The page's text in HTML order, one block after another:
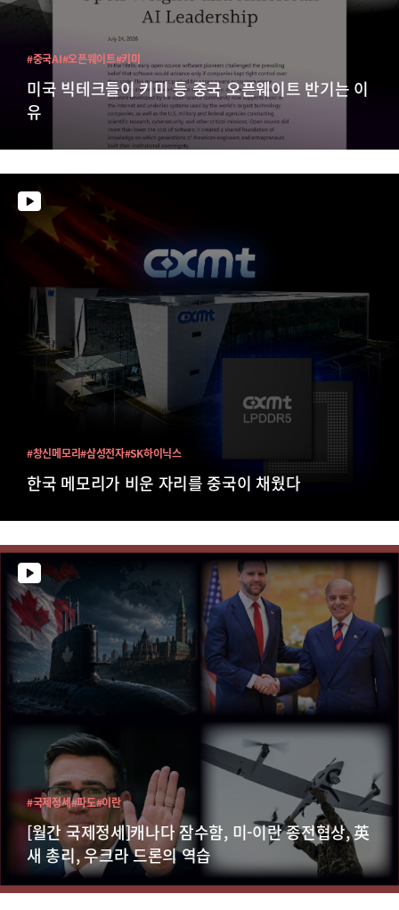
미국 빅테크들이 키미 등 중국 오픈웨이트 반기는 이
유
#중국AI#오픈웨이트#키미
한국 메모리가 비운 자리를 중국이 채웠다
#창신메모리#삼성전자#SK하이닉스
[월간 국제정세]캐나다 잠수함, 미-이란 종전협상, 英
새 총리, 우크라 드론의 역습
#국제정세#파도#이란